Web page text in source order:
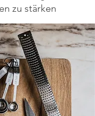
zu stärken